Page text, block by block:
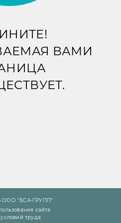
ВАМИ
ООО "БСА-ГРУПП"
сайта
труда